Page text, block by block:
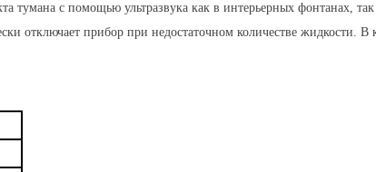
тумана с помощью ультразвука как в интерьерных фонтанах,
отключает прибор при недостаточном количестве жидкости. В